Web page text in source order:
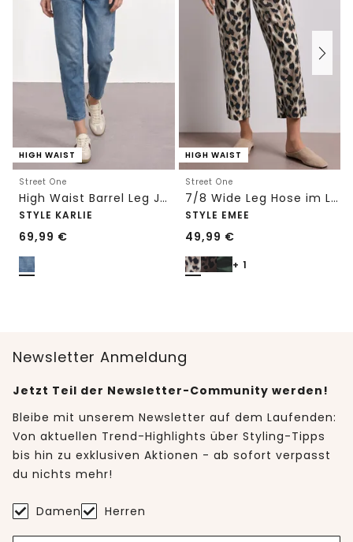
HIGH WAIST
Street One
High Waist Barrel Leg Jeans im Loose Fit
STYLE KARLIE
69,99 €
HIGH WAIST
Street One
7/8 Wide Leg Hose im Loose Fit mit Print
STYLE EMEE
49,99 €
+ 1
Newsletter Anmeldung
Jetzt Teil der Newsletter-Community werden!
Bleibe mit unserem Newsletter auf dem Laufenden:
Von aktuellen Trend-Highlights über Styling-Tipps
bis hin zu exklusiven Aktionen - ab sofort verpasst
du nichts mehr!
Damen Herren